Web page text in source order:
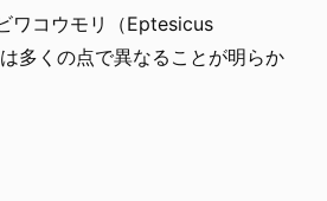
ワコウモリ（Eptesicus
多くの点で異なることが明らか